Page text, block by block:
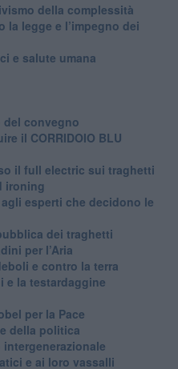
della complessità
legge e l’impegno dei
e salute umana
del convegno
il CORRIDOIO BLU
il full electric sui traghetti
ironing
esperti che decidono le
dei traghetti​
per l’Aria
e contro la terra
e la testardaggine
per la Pace
della politica
e ai loro vassalli